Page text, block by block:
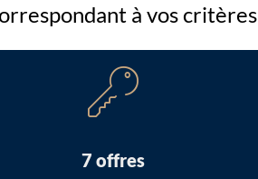
à vos critères
7 offres